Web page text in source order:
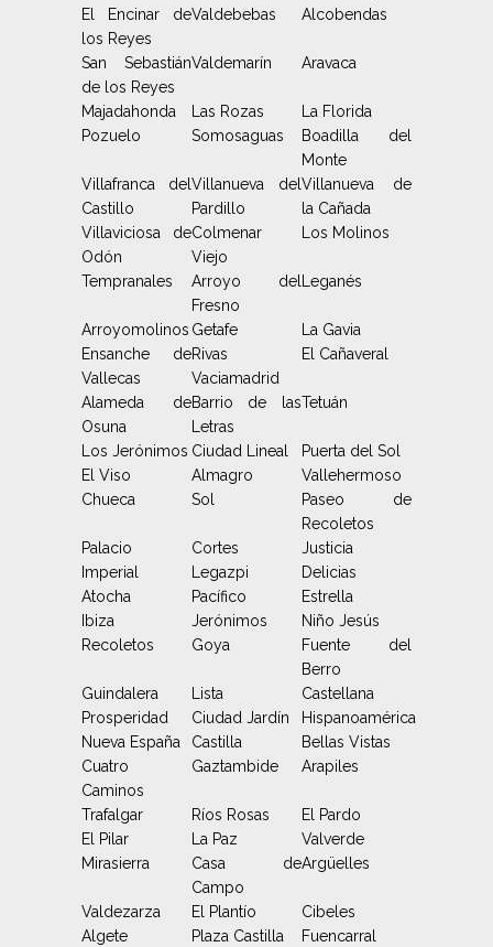
El Encinar de
los Reyes
Valdebebas Alcobendas
San Sebastián
de los Reyes
Valdemarín Aravaca
Majadahonda Las Rozas
La Florida
Pozuelo
Somosaguas
Boadilla del
Monte
Villafranca del
Castillo
Villanueva del
Pardillo
Villanueva de
la Cañada
Villaviciosa de
Odón
Colmenar
Viejo
Los Molinos
Tempranales
Arroyo del
Fresno
Leganés
Arroyomolinos Getafe
La Gavia
Ensanche de
Vallecas
Rivas
Vaciamadrid
El Cañaveral
Alameda de
Osuna
Barrio de las
Letras
Tetuán
Los Jerónimos Ciudad Lineal
Puerta del Sol
El Viso
Almagro
Vallehermoso
Chueca
Sol
Paseo de
Recoletos
Palacio
Cortes
Justicia
Imperial
Legazpi
Delicias
Atocha
Pacífico
Estrella
Ibiza
Jerónimos
Niño Jesús
Recoletos
Goya
Fuente del
Berro
Guindalera
Lista
Castellana
Prosperidad
Ciudad Jardín
Hispanoamérica
Nueva España
Castilla
Bellas Vistas
Cuatro
Caminos
Gaztambide Arapiles
Trafalgar Ríos Rosas
El Pardo
El Pilar
La Paz
Valverde
Mirasierra
Casa de
Campo
Argüelles
Valdezarza El Plantío
Cibeles
Algete
Plaza Castilla
Fuencarral